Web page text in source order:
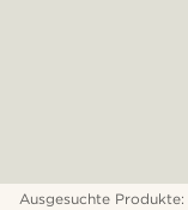
Ausgesuchte Produkte: